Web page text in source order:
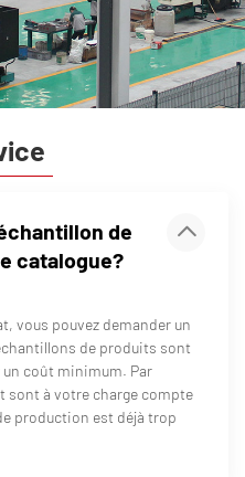
de
catalogue?
vous pouvez demander un
de produits sont
coût minimum. Par
sont à votre charge compte
production est déjà trop